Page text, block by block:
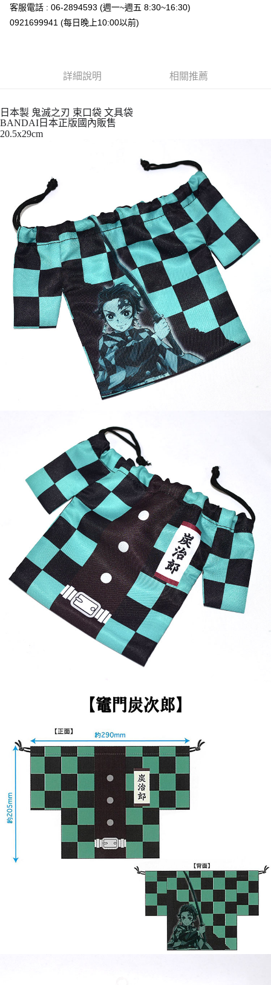
ATM付款
每筆NT$65，滿NT$999(含以上)免運費
每筆NT$65，滿NT$999(含以上)免運費
7-11取貨付款
每筆NT$65，滿NT$999(含以上)免運費
宅配
每筆NT$100，滿NT$999(含以上)免運費
客服電話 : 06-2894593 (週一~週五 8:30~16:30)
0921699941 (每日晚上10:00以前)
詳細說明 相關推薦
日本製 鬼滅之刃 束口袋 文具袋
BANDAI日本正版國內販售
20.5x29cm